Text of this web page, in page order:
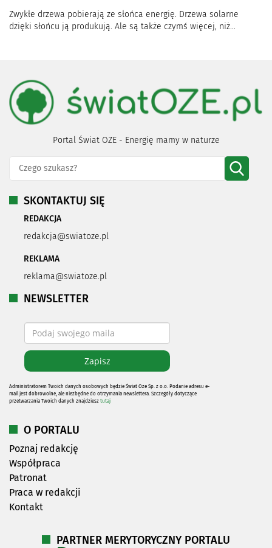
Zwykłe drzewa pobierają ze słońca energię. Drzewa solarne
dzięki słońcu ją produkują. Ale są także czymś więcej, niż...
Portal Świat OZE - Energię mamy w naturze
SKONTAKTUJ SIĘ
REDAKCJA
redakcja@swiatoze.pl
REKLAMA
reklama@swiatoze.pl
NEWSLETTER
Administratorem Twoich danych osobowych będzie Świat Oze Sp. z o.o. Podanie adresu e-
mail jest dobrowolne, ale niezbędne do otrzymania newslettera. Szczegóły dotyczące
przetwarzania Twoich danych znajdziesz tutaj
O PORTALU
Poznaj redakcję
Współpraca
Patronat
Praca w redakcji
Kontakt
PARTNER MERYTORYCZNY PORTALU